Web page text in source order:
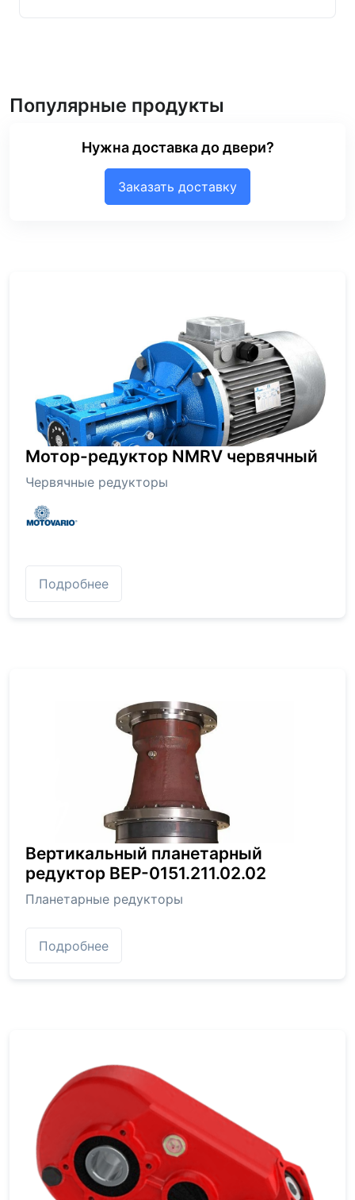
Популярные продукты
Нужна доставка до двери?
Заказать доставку
Мотор-редуктор NMRV червячный
Червячные редукторы
Подробнее
Вертикальный планетарный
редуктор BEP-0151.211.02.02
Планетарные редукторы
Подробнее